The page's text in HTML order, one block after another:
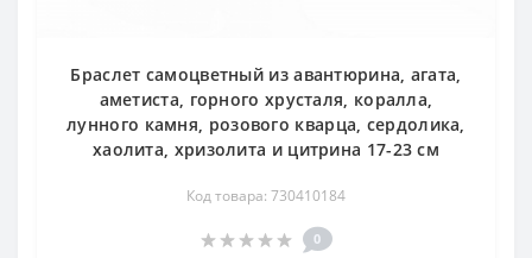
Браслет самоцветный из авантюрина, агата,
аметиста, горного хрусталя, коралла,
лунного камня, розового кварца, сердолика,
хаолита, хризолита и цитрина 17-23 см
Код товара: 730410184
0